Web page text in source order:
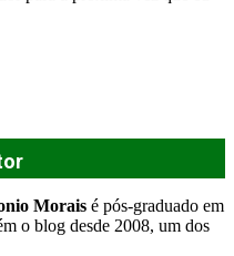
Morais é pós-graduado em
o blog desde 2008, um dos